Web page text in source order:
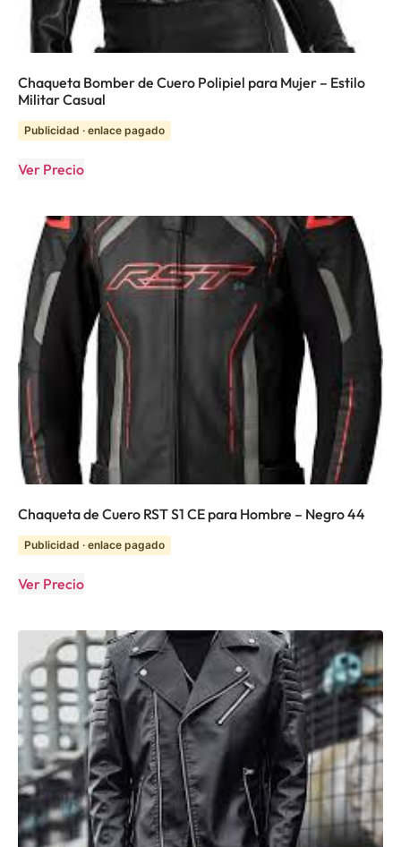
Chaqueta Bomber de Cuero Polipiel para Mujer – Estilo
Militar Casual
Publicidad · enlace pagado
Ver Precio
Chaqueta de Cuero RST S1 CE para Hombre – Negro 44
Publicidad · enlace pagado
Ver Precio